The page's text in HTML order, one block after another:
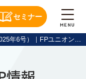
セミナー
MENU